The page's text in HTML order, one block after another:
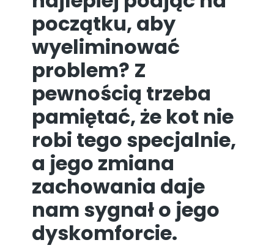
początku, aby
wyeliminować
problem? Z
pewnością trzeba
pamiętać, że kot nie
robi tego specjalnie,
a jego zmiana
zachowania daje
nam sygnał o jego
dyskomforcie.